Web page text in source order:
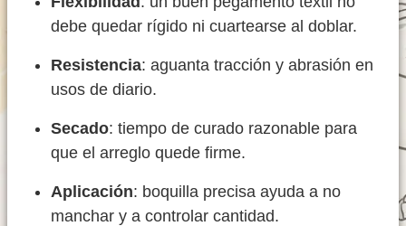
debe quedar rígido ni cuartearse al doblar.
Resistencia: aguanta tracción y abrasión en
usos de diario.
Secado: tiempo de curado razonable para
que el arreglo quede firme.
Aplicación: boquilla precisa ayuda a no
manchar y a controlar cantidad.